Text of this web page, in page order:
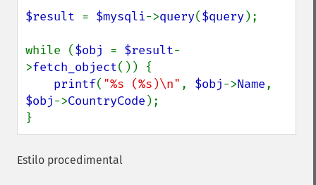
$result = $mysqli->query($query);
while ($obj = $result-
>fetch_object()) {
printf( "%s (%s)\n" , $obj->Name
$obj->CountryCode );
}
Estilo procedimental